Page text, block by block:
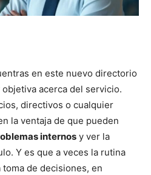
en este nuevo directorio
acerca del servicio.
directivos o cualquier
la ventaja de que pueden
internos y ver la
Y es que a veces la rutina
de decisiones, en